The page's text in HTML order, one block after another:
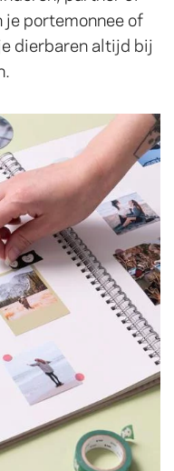
je portemonnee of
dierbaren altijd bij